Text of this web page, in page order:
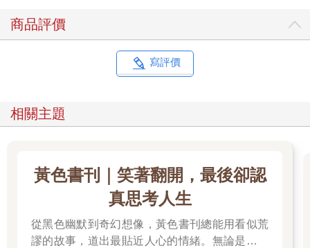
商品評價
寫評價
相關主題
黃色書刊｜笑著翻開，最後卻認
真思考人生
從黑色幽默到奇幻想像，黃色書刊總能用看似荒
謬的故事，道出最貼近人心的情緒。無論是人生